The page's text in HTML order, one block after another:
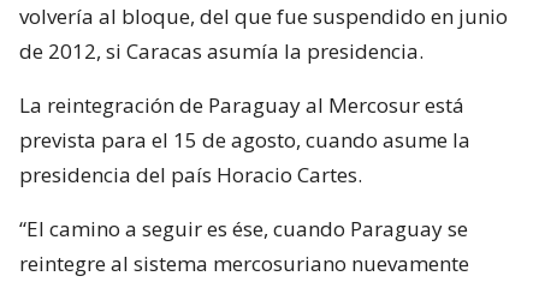
volvería al bloque, del que fue suspendido en junio
de 2012, si Caracas asumía la presidencia.
La reintegración de Paraguay al Mercosur está
prevista para el 15 de agosto, cuando asume la
presidencia del país Horacio Cartes.
“El camino a seguir es ése, cuando Paraguay se
reintegre al sistema mercosuriano nuevamente